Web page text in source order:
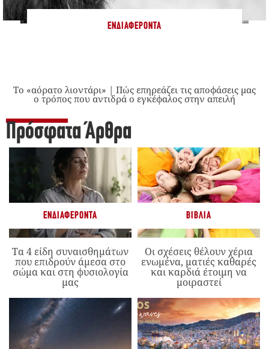
ΕΝΔΙΑΦΈΡΟΝΤΑ
Το «αόρατο λιοντάρι» | Πώς επηρεάζει τις αποφάσεις μας
ο τρόπος που αντιδρά ο εγκέφαλος στην απειλή
Πρόσφατα Άρθρα
ΕΝΔΙΑΦΈΡΟΝΤΑ
Τα 4 είδη συναισθημάτων
που επιδρούν άμεσα στο
σώμα και στη φυσιολογία
μας
ΒΙΒΛΊΑ
Οι σχέσεις θέλουν χέρια
ενωμένα, ματιές καθαρές
και καρδιά έτοιμη να
μοιραστεί